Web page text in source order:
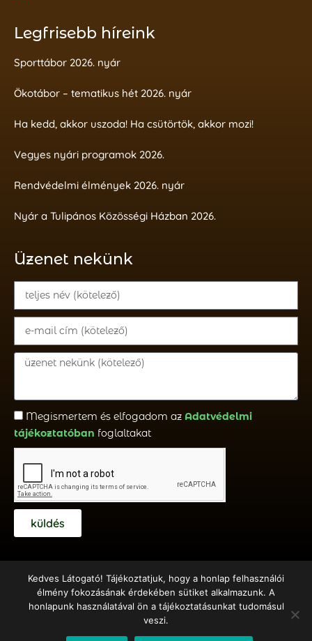
Legfrisebb híreink
Sporttábor 2026. nyár
Ökotábor – tematikus hét 2026. nyár
Ha kedd, akkor uszoda! Ha csütörtök, akkor mozi!
Vegyes nyári programok 2026.
Rendvédelmi élmények 2026. nyár
Nyár a Tulipános Közösségi Házban 2026.
Üzenet nekünk
Megismertem és elfogadom az Adatvédelmi
tájékoztatóban foglaltakat
küldés
Copyright © 2018 – 2020 Emberöltő Alapítvány – Készítette:
Hernyák Gábor e.v.– Design: Elementor Pro + WordPress
Kedves Látogató! Tájékoztatjuk, hogy a honlap felhasználói
élmény fokozásának érdekében sütiket alkalmazunk. A
honlapunk használatával ön a tájékoztatásunkat tudomásul
veszi.